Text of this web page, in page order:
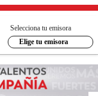
Selecciona tu emisora
Elige tu emisora